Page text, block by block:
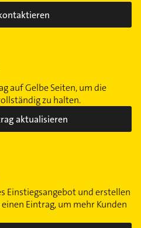
auf Gelbe Seiten, um die
zu halten.
aktualisieren
Einstiegsangebot und erstellen
Eintrag, um mehr Kunden